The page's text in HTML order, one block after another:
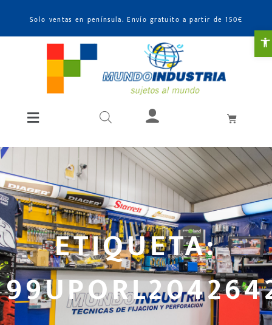
Solo ventas en península. Envío gratuito a partir de 150€
ETIQUETA: